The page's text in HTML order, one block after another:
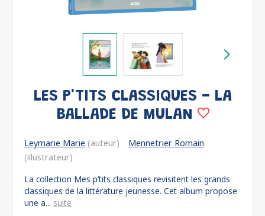
LES P'TITS CLASSIQUES - LA
BALLADE DE MULAN
Leymarie Marie (auteur)
Mennetrier Romain
(illustrateur)
La collection Mes p’tits classiques revisitent les grands
classiques de la littérature jeunesse. Cet album propose
une a... suite